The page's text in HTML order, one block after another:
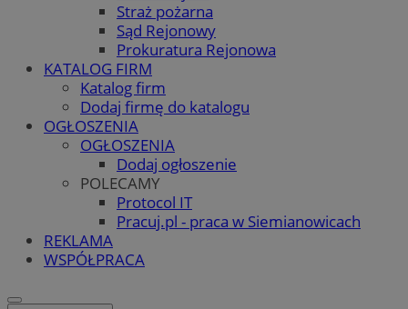
Straż pożarna
Sąd Rejonowy
Prokuratura Rejonowa
KATALOG FIRM
Katalog firm
Dodaj firmę do katalogu
OGŁOSZENIA
OGŁOSZENIA
Dodaj ogłoszenie
POLECAMY
Protocol IT
Pracuj.pl - praca w Siemianowicach
REKLAMA
WSPÓŁPRACA